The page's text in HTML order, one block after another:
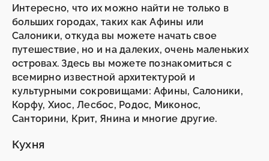
Интересно, что их можно найти не только в
больших городах, таких как Афины или
Салоники, откуда вы можете начать свое
путешествие, но и на далеких, очень маленьких
островах. Здесь вы можете познакомиться с
всемирно известной архитектурой и
культурными сокровищами: Афины, Салоники,
Корфу, Хиос, Лесбос, Родос, Миконос,
Санторини, Крит, Янина и многие другие.
Кухня